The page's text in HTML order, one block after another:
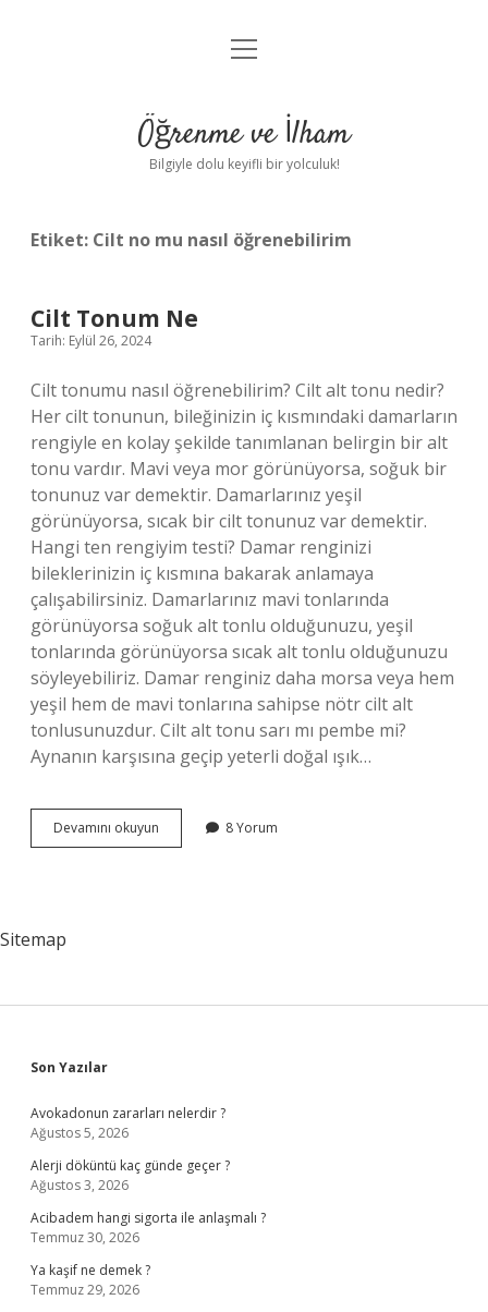
Anasayfa
Yasal Uyarı
menüyü
Öğrenme ve İlham
Bilgiyle dolu keyifli bir yolculuk!
Etiket: Cilt no mu nasıl öğrenebilirim
Cilt Tonum Ne
Tarih: Eylül 26, 2024
Cilt tonumu nasıl öğrenebilirim? Cilt alt tonu nedir?
Her cilt tonunun, bileğinizin iç kısmındaki damarların
rengiyle en kolay şekilde tanımlanan belirgin bir alt
tonu vardır. Mavi veya mor görünüyorsa, soğuk bir
tonunuz var demektir. Damarlarınız yeşil
görünüyorsa, sıcak bir cilt tonunuz var demektir.
Hangi ten rengiyim testi? Damar renginizi
bileklerinizin iç kısmına bakarak anlamaya
çalışabilirsiniz. Damarlarınız mavi tonlarında
görünüyorsa soğuk alt tonlu olduğunuzu, yeşil
tonlarında görünüyorsa sıcak alt tonlu olduğunuzu
söyleyebiliriz. Damar renginiz daha morsa veya hem
yeşil hem de mavi tonlarına sahipse nötr cilt alt
tonlusunuzdur. Cilt alt tonu sarı mı pembe mi?
Aynanın karşısına geçip yeterli doğal ışık…
Devamını okuyun
Tonum
8 Yorum
Sitemap
Sidebar
Son Yazılar
Avokadonun zararları nelerdir ?
Ağustos 5, 2026
Alerji döküntü kaç günde geçer ?
Ağustos 3, 2026
Acibadem hangi sigorta ile anlaşmalı ?
Temmuz 30, 2026
Ya kaşif ne demek ?
Temmuz 29, 2026